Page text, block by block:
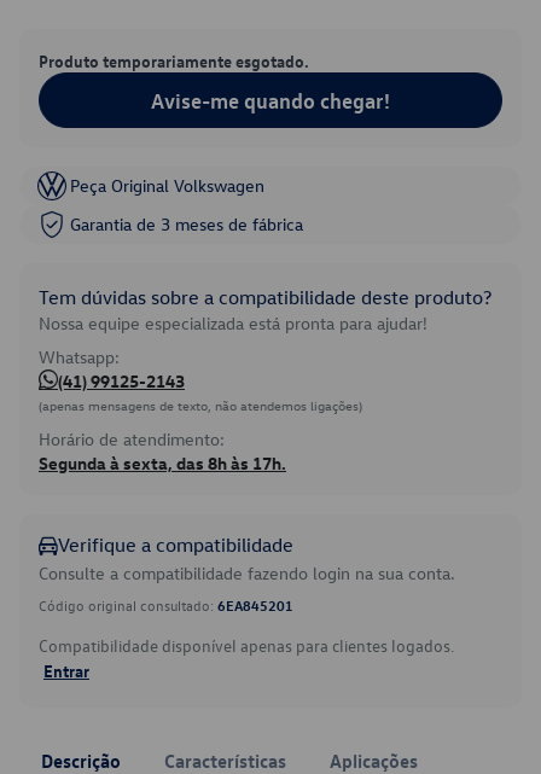
Produto temporariamente esgotado.
Avise-me quando chegar!
Peça Original Volkswagen
Garantia de 3 meses de fábrica
Tem dúvidas sobre a compatibilidade deste produto?
Nossa equipe especializada está pronta para ajudar!
Whatsapp:
(41) 99125-2143
(apenas mensagens de texto, não atendemos ligações)
Horário de atendimento:
Segunda à sexta, das 8h às 17h.
Verifique a compatibilidade
Consulte a compatibilidade fazendo login na sua conta.
Código original consultado: 6EA845201
Compatibilidade disponível apenas para clientes logados.
Entrar
Descrição Características Aplicações